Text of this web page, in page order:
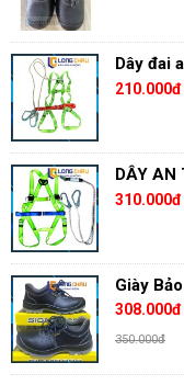
Dây đai
210.000đ
DÂY AN
310.000đ
Giày
308.000đ
350.000đ